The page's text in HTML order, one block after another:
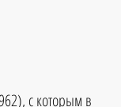
с которым в